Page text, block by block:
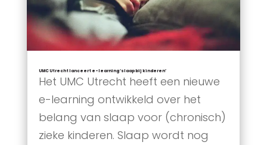
UMC Utrecht lanceert e-learning ‘slaap bij kinderen’
Het UMC Utrecht heeft een nieuwe
e-learning ontwikkeld over het
belang van slaap voor (chronisch)
zieke kinderen. Slaap wordt nog